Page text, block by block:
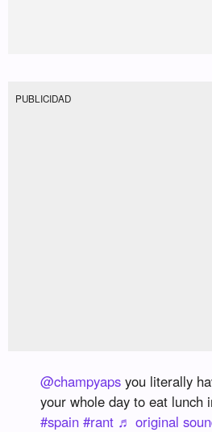
PUBLICIDAD
@champyaps you literally
your whole day to eat lunch
#spain #rant ♬ original